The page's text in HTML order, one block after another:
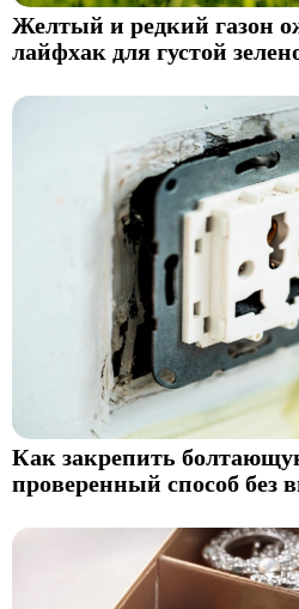
Желтый и редкий газон
лайфхак для густой
Как закрепить
проверенный способ без